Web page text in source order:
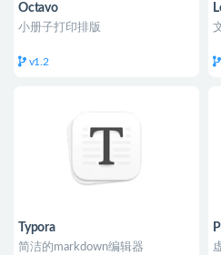
Octavo
小册子打印排版
v1.2
Typora
简洁的markdown编辑器